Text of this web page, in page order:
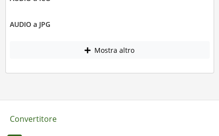
AUDIO a JPG
Mostra altro
Convertitore